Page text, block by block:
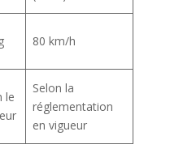
80 km/h
le
Selon la
réglementation
en vigueur